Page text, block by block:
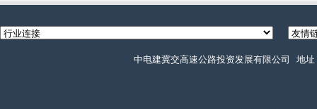
中电建冀交高速公路投资发展有限公司 地